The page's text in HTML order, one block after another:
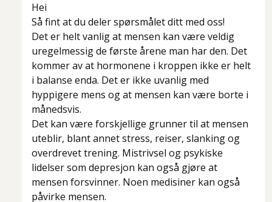
Hei
Så fint at du deler spørsmålet ditt med oss!
Det er helt vanlig at mensen kan være veldig
uregelmessig de første årene man har den. Det
kommer av at hormonene i kroppen ikke er helt
i balanse enda. Det er ikke uvanlig med
hyppigere mens og at mensen kan være borte i
månedsvis.
Det kan være forskjellige grunner til at mensen
uteblir, blant annet stress, reiser, slanking og
overdrevet trening. Mistrivsel og psykiske
lidelser som depresjon kan også gjøre at
mensen forsvinner. Noen medisiner kan også
påvirke mensen.